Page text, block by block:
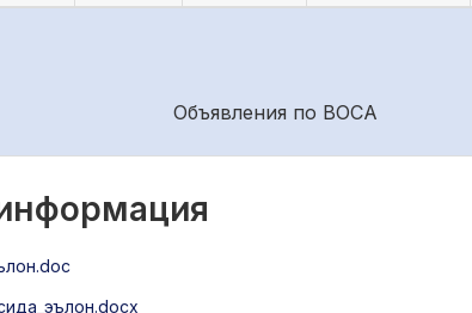
Объявления по ВОСА